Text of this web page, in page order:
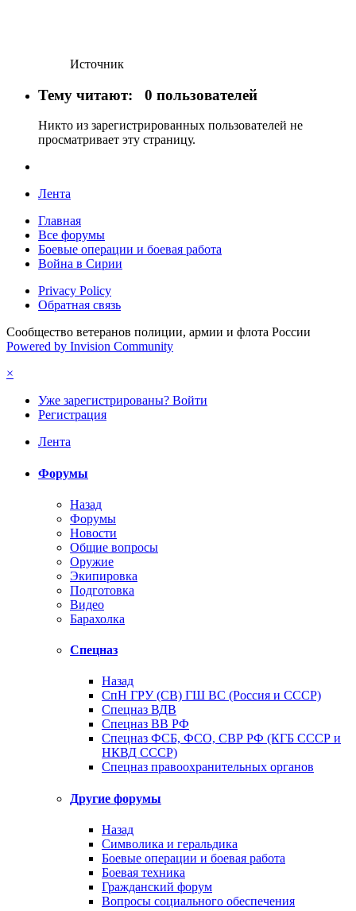
Источник
Тему читают: 0 пользователей
Никто из зарегистрированных пользователей не
просматривает эту страницу.
Лента
Главная
Все форумы
Боевые операции и боевая работа
Война в Сирии
Privacy Policy
Обратная связь
Сообщество ветеранов полиции, армии и флота России
Powered by Invision Community
×
Уже зарегистрированы? Войти
Регистрация
Лента
Форумы
Назад
Форумы
Новости
Общие вопросы
Оружие
Экипировка
Подготовка
Видео
Барахолка
Спецназ
Назад
СпН ГРУ (СВ) ГШ ВС (Россия и СССР)
Спецназ ВДВ
Спецназ ВВ РФ
Спецназ ФСБ, ФСО, СВР РФ (КГБ СССР и
НКВД СССР)
Спецназ правоохранительных органов
Другие форумы
Назад
Символика и геральдика
Боевые операции и боевая работа
Боевая техника
Гражданский форум
Вопросы социального обеспечения